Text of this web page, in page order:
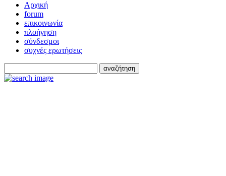
Αρχική
forum
επικοινωνία
πλοήγηση
σύνδεσμοι
συχνές ερωτήσεις